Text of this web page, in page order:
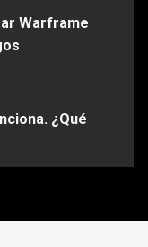
Warframe
Asegúrate
que esta
¿Qué
haya expirado o
a nuestro